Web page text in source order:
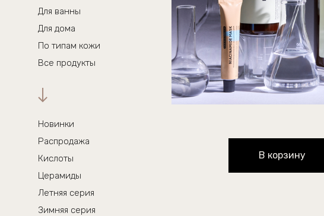
Для ванны
Для дома
По типам кожи
Все продукты
Новинки
Распродажа
Кислоты
Церамиды
Летняя серия
Зимняя серия
В корзину